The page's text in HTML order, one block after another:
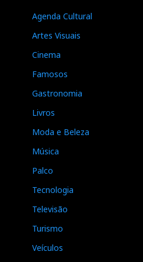
Agenda Cultural
Artes Visuais
Cinema
Famosos
Gastronomia
Livros
Moda e Beleza
Música
Palco
Tecnologia
Televisão
Turismo
Veículos